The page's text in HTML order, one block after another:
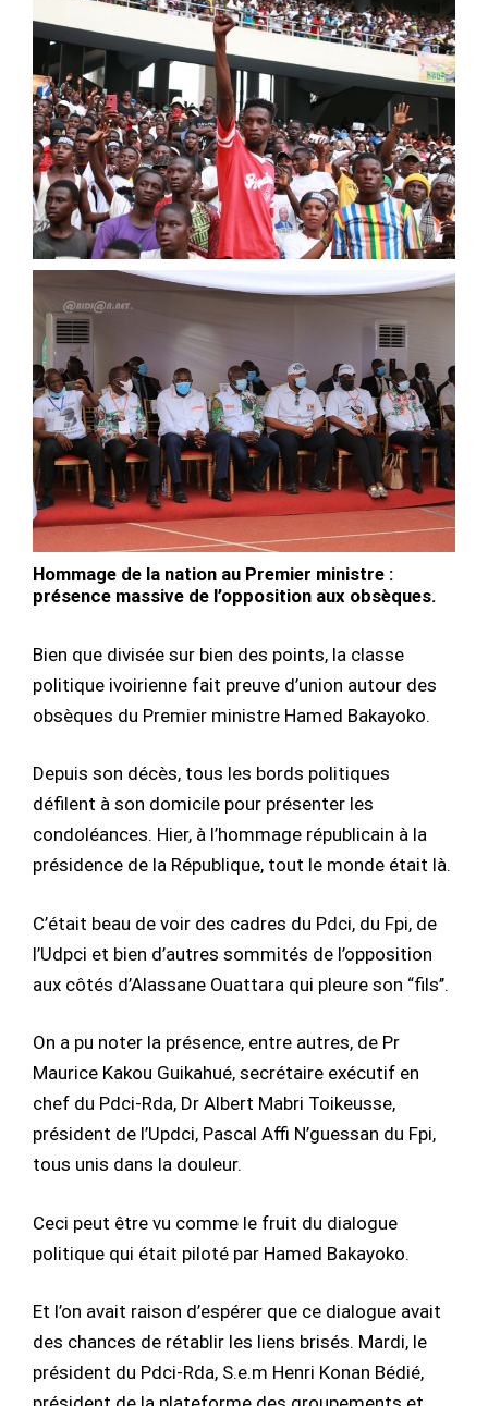
Hommage de la nation au Premier ministre :
présence massive de l’opposition aux obsèques.
Bien que divisée sur bien des points, la classe
politique ivoirienne fait preuve d’union autour des
obsèques du Premier ministre Hamed Bakayoko.
Depuis son décès, tous les bords politiques
défilent à son domicile pour présenter les
condoléances. Hier, à l’hommage républicain à la
présidence de la République, tout le monde était là.
C’était beau de voir des cadres du Pdci, du Fpi, de
l’Udpci et bien d’autres sommités de l’opposition
aux côtés d’Alassane Ouattara qui pleure son “fils’’.
On a pu noter la présence, entre autres, de Pr
Maurice Kakou Guikahué, secrétaire exécutif en
chef du Pdci-Rda, Dr Albert Mabri Toikeusse,
président de l’Updci, Pascal Affi N’guessan du Fpi,
tous unis dans la douleur.
Ceci peut être vu comme le fruit du dialogue
politique qui était piloté par Hamed Bakayoko.
Et l’on avait raison d’espérer que ce dialogue avait
des chances de rétablir les liens brisés. Mardi, le
président du Pdci-Rda, S.e.m Henri Konan Bédié,